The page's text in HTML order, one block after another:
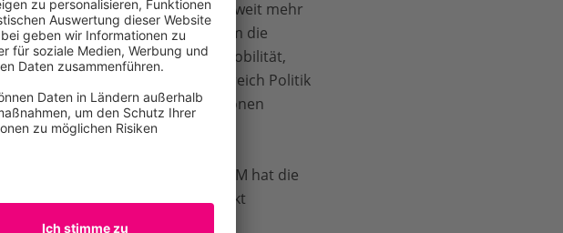
2017 und 2024 nahmen bundesweit mehr
wahr. Seit 2019 wurde zudem die
in den Bereichen Mobilität,
mit weiteren Maßnahmen im Bereich Politik
als 430 Tonnen CO2-Emissionen
WWF Deutschland und REKLIM hat die
Begleitforschung zum Projekt
untersucht. Lokale